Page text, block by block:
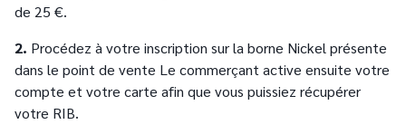
de 25 €.
2. Procédez à votre inscription sur la borne Nickel présente
dans le point de vente Le commerçant active ensuite votre
compte et votre carte afin que vous puissiez récupérer
votre RIB.